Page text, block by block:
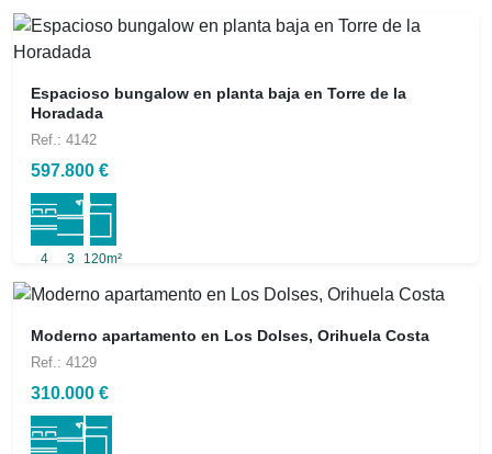
Espacioso bungalow en planta baja en Torre de la
Horadada
Ref.: 4142
597.800 €
4 3 120m²
Moderno apartamento en Los Dolses, Orihuela Costa
Ref.: 4129
310.000 €